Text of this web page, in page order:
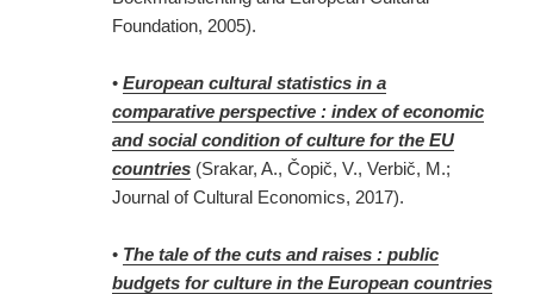
Foundation, 2005).
•European cultural statistics in a
comparative perspective : index of economic
and social condition of culture for the EU
countries (Srakar, A., Čopič, V., Verbič, M.;
Journal of Cultural Economics, 2017).
• The tale of the cuts and raises : public
budgets for culture in the European countries